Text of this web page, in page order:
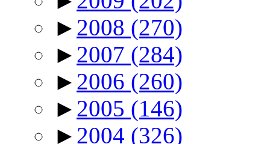
► 2008 (270)
► 2007 (284)
► 2006 (260)
► 2005 (146)
► 2004 (326)